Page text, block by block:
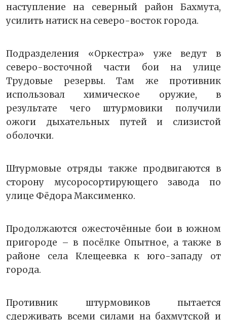
наступление на северный район Бахмута,
усилить натиск на северо-восток города.
Подразделения «Оркестра» уже ведут в
северо-восточной части бои на улице
Трудовые резервы. Там же противник
использовал химическое оружие, в
результате чего штурмовики получили
ожоги дыхательных путей и слизистой
оболочки.
Штурмовые отряды также продвигаются в
сторону мусоросортирующего завода по
улице Фёдора Максименко.
Продолжаются ожесточённые бои в южном
пригороде – в посёлке Опытное, а также в
районе села Клещеевка к юго-западу от
города.
Противник штурмовиков пытается
сдерживать всеми силами на бахмутской и